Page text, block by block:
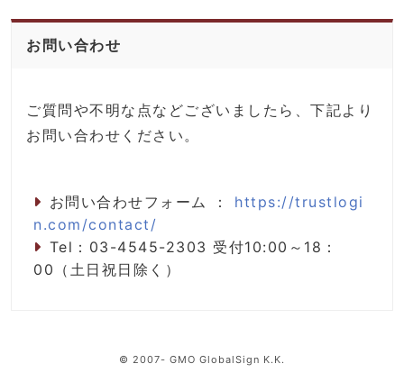
お問い合わせ
ご質問や不明な点などございましたら、下記より
お問い合わせください。
お問い合わせフォーム ： https://trustlogi
n.com/contact/
Tel：03-4545-2303 受付10:00～18：
00（土日祝日除く）
© 2007- GMO GlobalSign K.K.